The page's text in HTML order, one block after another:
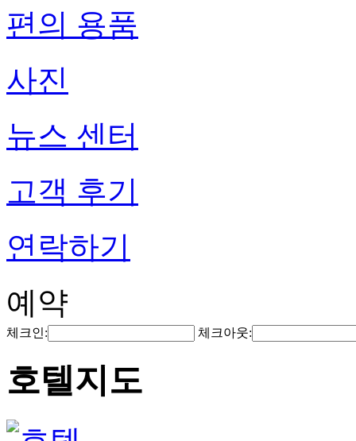
편의 용품
사진
뉴스 센터
고객 후기
연락하기
예약
체크인: 체크아웃:
호텔지도